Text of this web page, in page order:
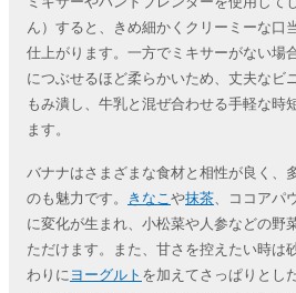
ん）すると、きめ細かくクリーミーな口
仕上がります。一方でミキサーがない場
につぶせるほど柔らかいため、丈夫なビ
もみ潰し、牛乳と混ぜ合わせる手軽な時
ます。
バナナはさまざまな食材と相性が良く、
のも魅力です。
きなこや抹茶、ココアパ
に変化が生まれ、小松菜や人参などの野
ただけます。また、甘さを控えたい時は
わりに ヨーグルト を加えてさっぱりとし